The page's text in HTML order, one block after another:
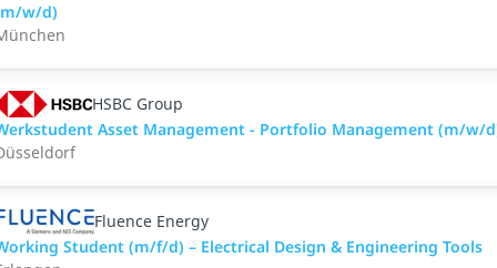
w/d)
HSBC Group
Asset Management - Portfolio Management (m/w/
Fluence Energy
Student (m/f/d) – Electrical Design & Engineering Tools